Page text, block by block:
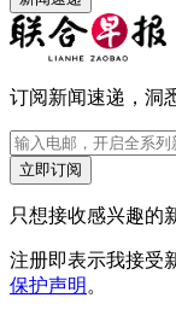
订阅新闻速递，洞
立即订阅
只想接收感兴趣的
注册即表示我接受
保护声明 。